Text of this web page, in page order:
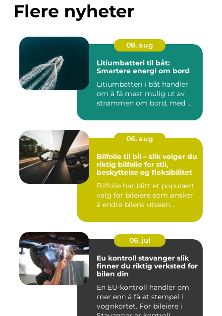
Flere nyheter
08. aug
Litiumbatteri til båt:
Smartere energi om bord
Litiumbatteri i båt handler
om å få mest mulig ut av
strømmen om bord, med ...
06. aug
Bilfolie til bil – slik velger du
riktig bilfolie for stil,
beskyttelse og fleksibilitet
Bilfolie har blitt et populært
valg for bileiere som ønsker
å endre bilens utseen...
06. jul
Eu kontroll stavanger slik
finner du riktig verksted for
bilen din
En EU-kontroll handler om
mer enn å få et stempel i
vognkortet. For bileiere i